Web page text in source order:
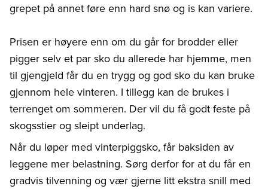
grepet på annet føre enn hard snø og is kan variere.
Prisen er høyere enn om du går for brodder eller
pigger selv et par sko du allerede har hjemme, men
til gjengjeld får du en trygg og god sko du kan bruke
gjennom hele vinteren. I tillegg kan de brukes i
terrenget om sommeren. Der vil du få godt feste på
skogsstier og sleipt underlag.
Når du løper med vinterpiggsko, får baksiden av
leggene mer belastning. Sørg derfor for at du får en
gradvis tilvenning og vær gjerne litt ekstra snill med